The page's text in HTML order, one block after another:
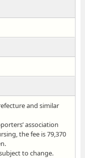
and similar
association
the fee is 79,370
to change.